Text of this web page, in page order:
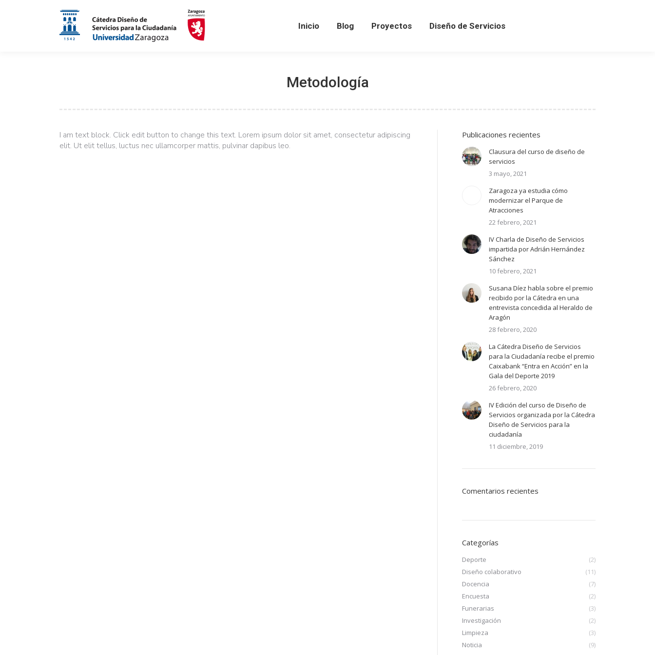
Inicio Blog Proyectos Diseño de Servicios
Metodología
I am text block. Click edit button to change this text. Lorem ipsum dolor sit amet, consectetur adipiscing
elit. Ut elit tellus, luctus nec ullamcorper mattis, pulvinar dapibus leo.
Publicaciones recientes
Clausura del curso de diseño de
servicios
3 mayo, 2021
Zaragoza ya estudia cómo
modernizar el Parque de
Atracciones
22 febrero, 2021
IV Charla de Diseño de Servicios
impartida por Adrián Hernández
Sánchez
10 febrero, 2021
Susana Díez habla sobre el premio
recibido por la Cátedra en una
entrevista concedida al Heraldo de
Aragón
28 febrero, 2020
La Cátedra Diseño de Servicios
para la Ciudadanía recibe el premio
Caixabank “Entra en Acción” en la
Gala del Deporte 2019
26 febrero, 2020
IV Edición del curso de Diseño de
Servicios organizada por la Cátedra
Diseño de Servicios para la
ciudadanía
11 diciembre, 2019
Comentarios recientes
Categorías
Deporte
(2)
Diseño colaborativo
(11)
Docencia
(7)
Encuesta
(2)
Funerarias
(3)
Investigación
(2)
Limpieza
(3)
Noticia
(9)
Inicio Blog Proyectos Diseño de Servicios